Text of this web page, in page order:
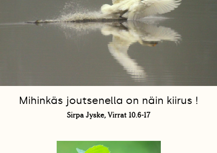
Mihinkäs joutsenella on näin kiirus !
Sirpa Jyske, Virrat 10.6-17